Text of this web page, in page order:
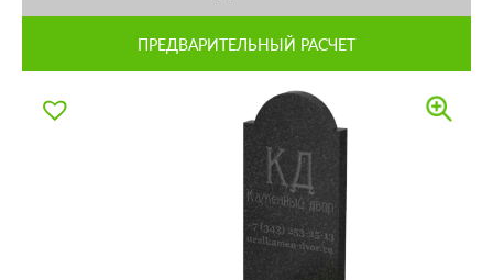
ПРЕДВАРИТЕЛЬНЫЙ РАСЧЕТ